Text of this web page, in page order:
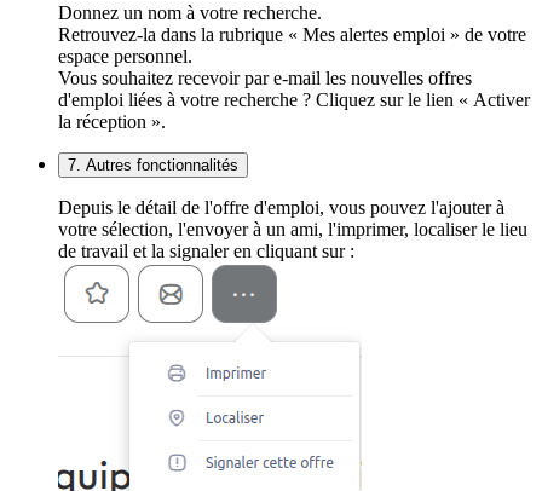
Donnez un nom à votre recherche.
Retrouvez-la dans la rubrique « Mes alertes emploi » de votre
espace personnel.
Vous souhaitez recevoir par e-mail les nouvelles offres
d'emploi liées à votre recherche ? Cliquez sur le lien « Activer
la réception ».
7. Autres fonctionnalités
Depuis le détail de l'offre d'emploi, vous pouvez l'ajouter à
votre sélection, l'envoyer à un ami, l'imprimer, localiser le lieu
de travail et la signaler en cliquant sur :